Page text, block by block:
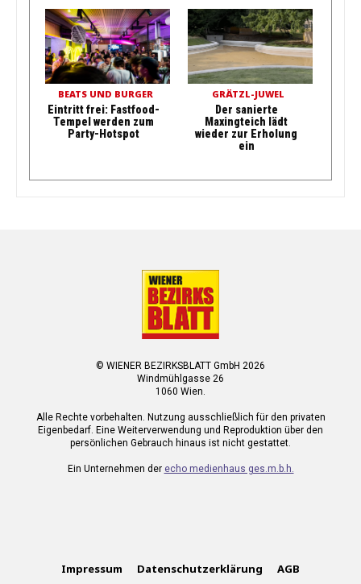
BEATS UND BURGER
Eintritt frei: Fastfood-
Tempel werden zum
Party-Hotspot
GRÄTZL-JUWEL
Der sanierte
Maxingteich lädt
wieder zur Erholung
ein
© WIENER BEZIRKSBLATT GmbH 2026
Windmühlgasse 26
1060 Wien.
Alle Rechte vorbehalten. Nutzung ausschließlich für den privaten
Eigenbedarf. Eine Weiterverwendung und Reproduktion über den
persönlichen Gebrauch hinaus ist nicht gestattet.
Ein Unternehmen der echo medienhaus ges.m.b.h.
Impressum Datenschutzerklärung AGB